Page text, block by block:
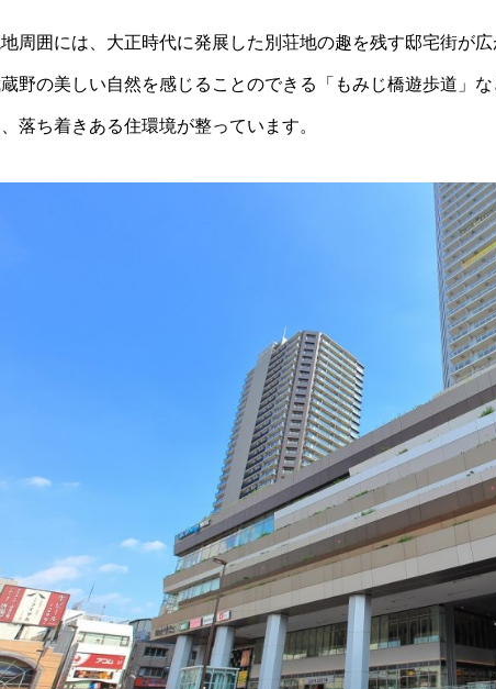
周囲には、大正時代に発展した別荘地の趣を残す邸宅街が
野の美しい自然を感じることのできる「もみじ橋遊歩道」
落ち着きある住環境が整っています。